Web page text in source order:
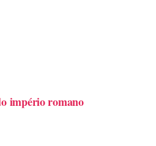
império romano